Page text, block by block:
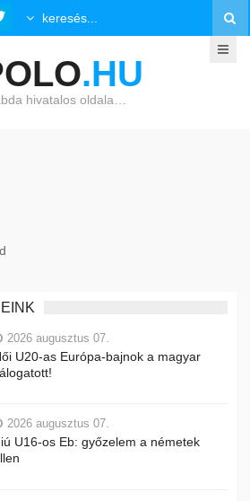
.HU
hivatalos oldala…
2026 augusztus 07.
U20-as Európa-bajnok a magyar
2026 augusztus 07.
U16-os Eb: győzelem a németek